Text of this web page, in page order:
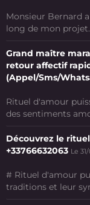
Monsieur Bernard
long de mon
Grand maître
retour affectif
(Appel/Sms/
Rituel d'amour
des sentiments
Découvrez le
+33766632063 Le
# Rituel d'amour
traditions et leur